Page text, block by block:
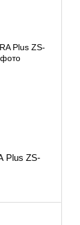
Plus ZS-